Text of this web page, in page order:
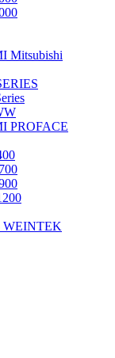
Mitsubishi
PROFACE